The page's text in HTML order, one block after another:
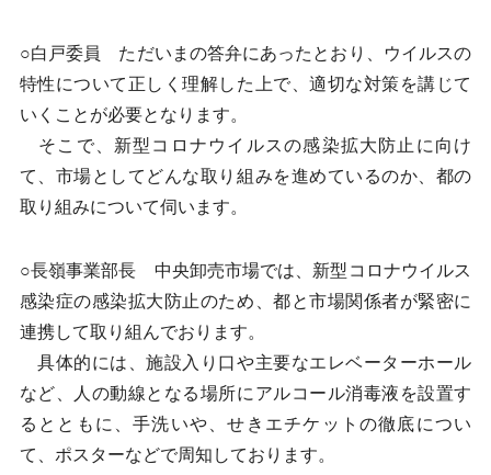
○白戸委員 ただいまの答弁にあったとおり、ウイルスの
特性について正しく理解した上で、適切な対策を講じて
いくことが必要となります。
そこで、新型コロナウイルスの感染拡大防止に向け
て、市場としてどんな取り組みを進めているのか、都の
取り組みについて伺います。
○長嶺事業部長 中央卸売市場では、新型コロナウイルス
感染症の感染拡大防止のため、都と市場関係者が緊密に
連携して取り組んでおります。
具体的には、施設入り口や主要なエレベーターホール
など、人の動線となる場所にアルコール消毒液を設置す
るとともに、手洗いや、せきエチケットの徹底につい
て、ポスターなどで周知しております。